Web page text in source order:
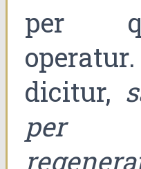
per
dicitur,
per